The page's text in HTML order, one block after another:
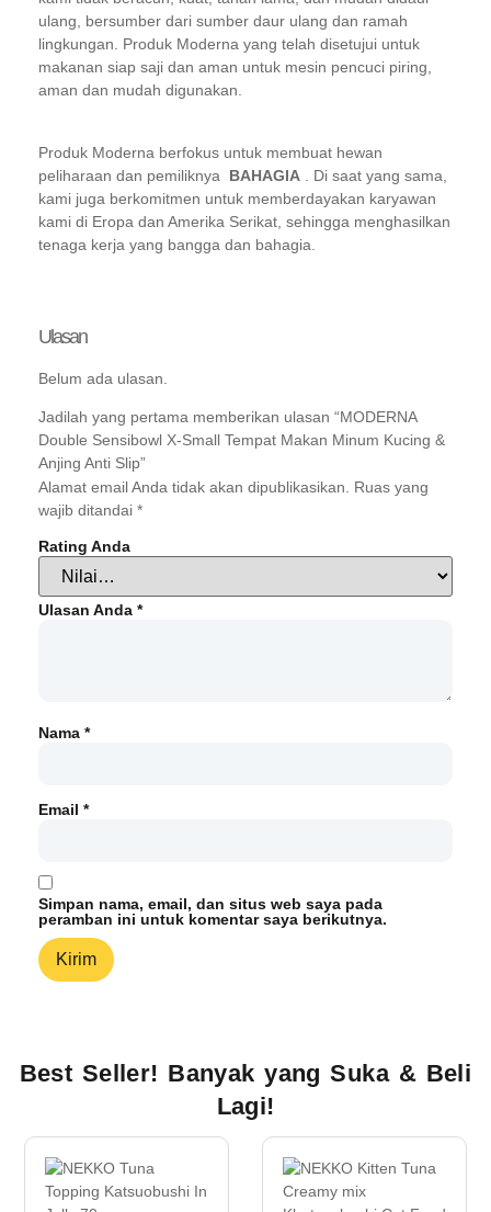
ulang, bersumber dari sumber daur ulang dan ramah
lingkungan. Produk Moderna yang telah disetujui untuk
makanan siap saji dan aman untuk mesin pencuci piring,
aman dan mudah digunakan.
Produk Moderna berfokus untuk membuat hewan
peliharaan dan pemiliknya BAHAGIA . Di saat yang sama,
kami juga berkomitmen untuk memberdayakan karyawan
kami di Eropa dan Amerika Serikat, sehingga menghasilkan
tenaga kerja yang bangga dan bahagia.
Ulasan
Belum ada ulasan.
Jadilah yang pertama memberikan ulasan “MODERNA
Double Sensibowl X-Small Tempat Makan Minum Kucing &
Anjing Anti Slip”
Alamat email Anda tidak akan dipublikasikan. Ruas yang
wajib ditandai *
Rating Anda
Ulasan Anda *
Nama *
Email *
Simpan nama, email, dan situs web saya pada
peramban ini untuk komentar saya berikutnya.
Best Seller! Banyak yang Suka & Beli
Lagi!